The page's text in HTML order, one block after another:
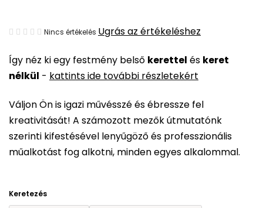
Így néz ki egy festmény belső kerettel és keret
nélkül - kattints ide további részletekért
Váljon Ön is igazi művésszé és ébressze fel
kreativitását! A számozott mezők útmutatónk
szerinti kifestésével lenyűgöző és professzionális
műalkotást fog alkotni, minden egyes alkalommal.
Keretezés
A
átlagos
értékelése
ből
0,0
csillag.
Nincs értékelés Ugrás az értékeléshez